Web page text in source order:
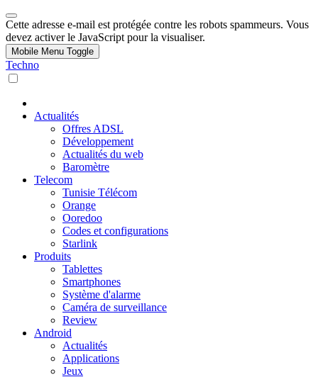
Cette adresse e-mail est protégée contre les robots spammeurs. Vous
devez activer le JavaScript pour la visualiser.
Mobile Menu Toggle
Techno
Actualités
Offres ADSL
Développement
Actualités du web
Baromètre
Telecom
Tunisie Télécom
Orange
Ooredoo
Codes et configurations
Starlink
Produits
Tablettes
Smartphones
Système d'alarme
Caméra de surveillance
Review
Android
Actualités
Applications
Jeux